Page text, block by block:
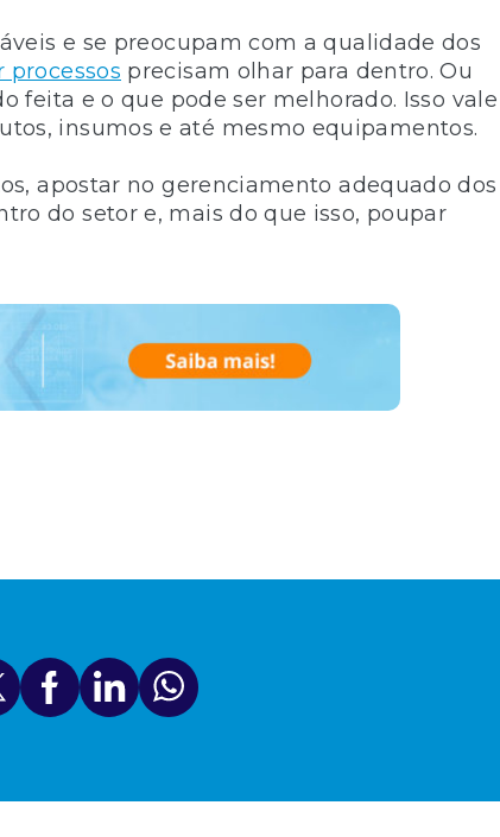
e se preocupam com a qualidade dos
processos precisam olhar para dentro. Ou
feita e o que pode ser melhorado. Isso vale
insumos e até mesmo equipamentos.
apostar no gerenciamento adequado dos
do setor e, mais do que isso, poupar